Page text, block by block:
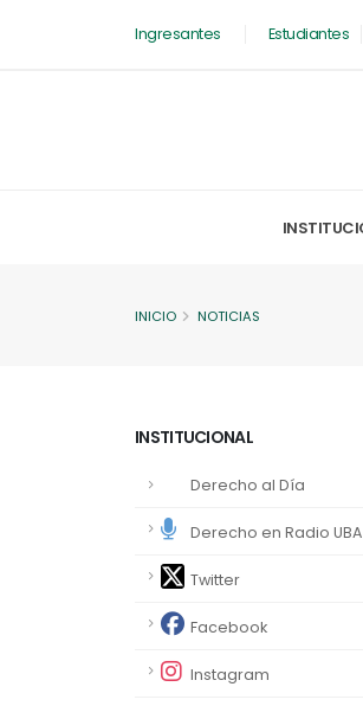
Ingresantes Estudiantes
INICIO NOTICIAS
INSTITUCIONAL
Derecho al Día
Derecho en Radio UBA
Twitter
Facebook
Instagram